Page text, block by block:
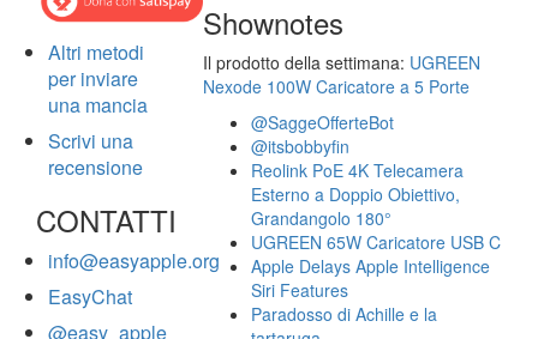
Altri metodi
per inviare
una mancia
Scrivi una
recensione
CONTATTI
info@easyapple.org
EasyChat
@easy_apple
Shownotes
Il prodotto della settimana: UGREEN
Nexode 100W Caricatore a 5 Porte
@SaggeOfferteBot
@itsbobbyfin
Reolink PoE 4K Telecamera
Esterno a Doppio Obiettivo,
Grandangolo 180°
UGREEN 65W Caricatore USB C
Apple Delays Apple Intelligence
Siri Features
Paradosso di Achille e la